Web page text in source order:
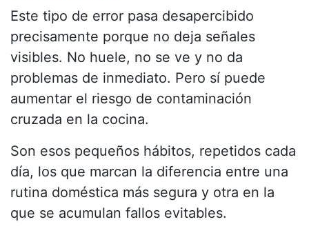
Este tipo de error pasa desapercibido
precisamente porque no deja señales
visibles. No huele, no se ve y no da
problemas de inmediato. Pero sí puede
aumentar el riesgo de contaminación
cruzada en la cocina.
Son esos pequeños hábitos, repetidos cada
día, los que marcan la diferencia entre una
rutina doméstica más segura y otra en la
que se acumulan fallos evitables.